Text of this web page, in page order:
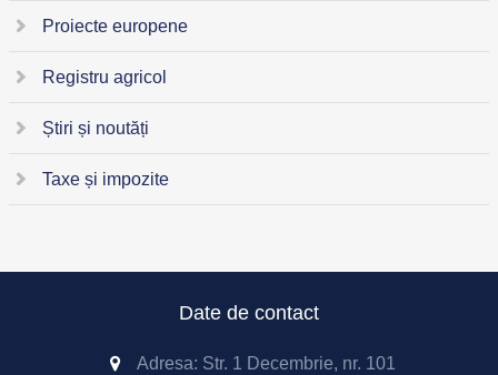
Proiecte europene
Registru agricol
Știri și noutăți
Taxe și impozite
Date de contact
Adresa: Str. 1 Decembrie, nr. 101